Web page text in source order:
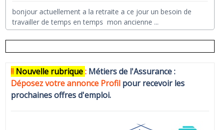
bonjour actuellement a la retraite a ce jour un besoin de
travailler de temps en temps mon ancienne ...
!! Nouvelle rubrique: Métiers de l'Assurance :
Déposez votre annonce Profil pour recevoir les
prochaines offres d'emploi.